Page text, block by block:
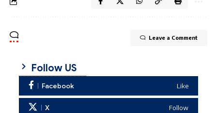
Leave a Comment
Follow US
Facebook Like
X Follow